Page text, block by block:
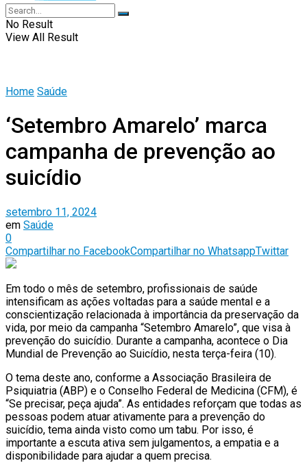
No Result
View All Result
Home Saúde
‘Setembro Amarelo’ marca
campanha de prevenção ao
suicídio
setembro 11, 2024
em Saúde
0
Compartilhar no FacebookCompartilhar no WhatsappTwittar
Em todo o mês de setembro, profissionais de saúde
intensificam as ações voltadas para a saúde mental e a
conscientização relacionada à importância da preservação da
vida, por meio da campanha “Setembro Amarelo”, que visa à
prevenção do suicídio. Durante a campanha, acontece o Dia
Mundial de Prevenção ao Suicídio, nesta terça-feira (10).
O tema deste ano, conforme a Associação Brasileira de
Psiquiatria (ABP) e o Conselho Federal de Medicina (CFM), é
“Se precisar, peça ajuda”. As entidades reforçam que todas as
pessoas podem atuar ativamente para a prevenção do
suicídio, tema ainda visto como um tabu. Por isso, é
importante a escuta ativa sem julgamentos, a empatia e a
disponibilidade para ajudar a quem precisa.